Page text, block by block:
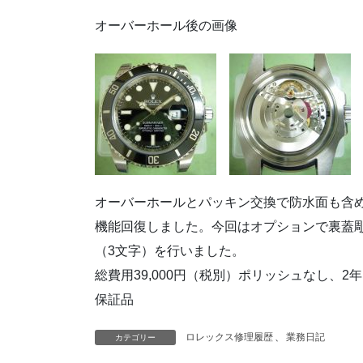
オーバーホール後の画像
オーバーホールとパッキン交換で防水面も含
機能回復しました。今回はオプションで裏蓋
（3文字）を行いました。
総費用39,000円（税別）ポリッシュなし、2年
保証品
カテゴリー ロレックス修理履歴 、 業務日記